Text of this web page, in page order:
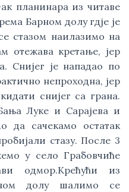
планинара из читаве
Барном долу гдје је
стазом наилазимо на
отежава кретање, јер
Снијег је нападао по
непроходна, јер
снијег са грана.
Луке и Сарајева и
да сачекамо остатак
стазу. После 3
у село Грабовчиће
одмор.Крећући из
долу шалимо се